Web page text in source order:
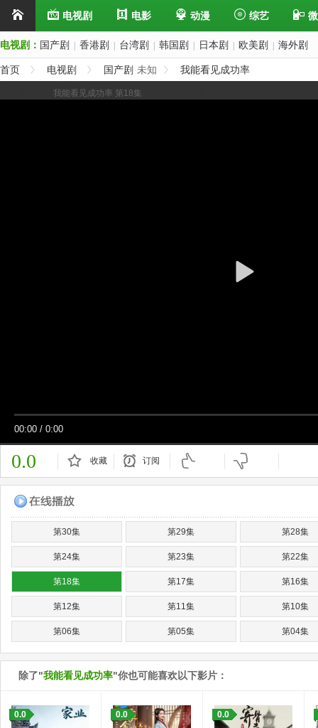
电视剧 电影 动漫 综艺
电视剧： 国产剧 香港剧 台湾剧 韩国剧 日本剧 欧美剧 海外剧
首页 电视剧 国产剧 未知 我能看见成功率
我能看见成功率 第18集
00:00 / 0:00
0.0 收藏 订阅
第30集 第29集 第28集
第24集 第23集 第22集
第18集 第17集 第16集
第12集 第11集 第10集
第06集 第05集 第04集
除了"我能看见成功率"你也可能喜欢以下影片：
0.0 0.0 0.0